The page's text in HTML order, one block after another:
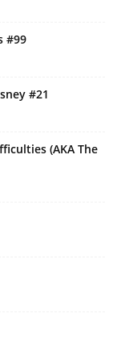
#99
#21
(AKA The